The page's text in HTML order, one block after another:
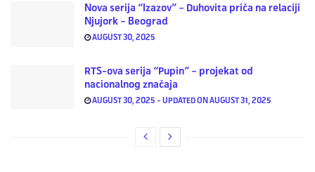
Nova serija “Izazov” – Duhovita priča na relaciji
Njujork – Beograd
AUGUST 30, 2025
RTS-ova serija “Pupin” – projekat od
nacionalnog značaja
AUGUST 30, 2025 - UPDATED ON AUGUST 31, 2025